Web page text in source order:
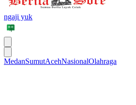
ngaji yuk
MedanSumutAcehNasionalOlahraga